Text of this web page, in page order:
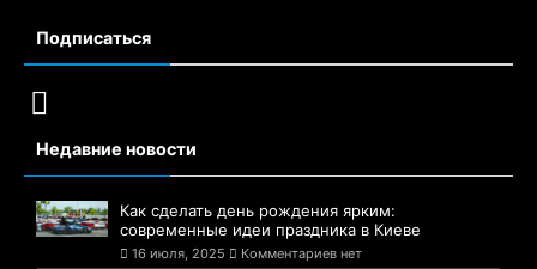
Подписаться
Недавние новости
Как сделать день рождения ярким:
современные идеи праздника в Киеве
16 июля, 2025 Комментариев нет